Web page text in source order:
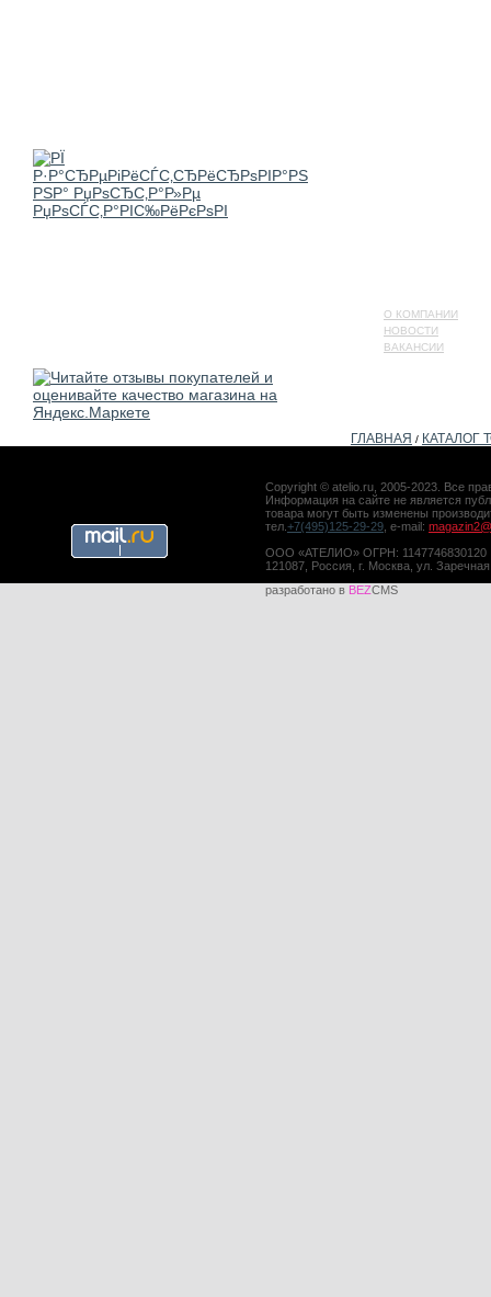
О КОМПАНИИ
НОВОСТИ
ВАКАНСИИ
ГЛАВНАЯ / КАТАЛОГ
Copyright © atelio.ru, 2005-2023. Все
Информация на сайте не является
товара могут быть изменены
тел. +7(495)125-29-29 , e-mail:
ООО «АТЕЛИО» ОГРН: 1147746830120
121087, Россия, г. Москва, ул.
разработано в BEZCMS